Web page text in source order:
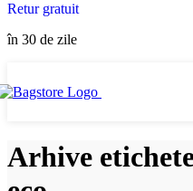
Retur gratuit
în 30 de zile
Arhive